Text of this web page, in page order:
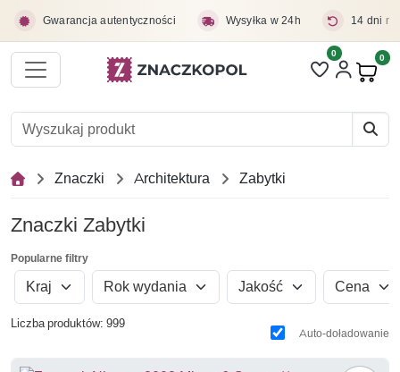
Gwarancja autentyczności Wysyłka w 24h 14 dni
Liczba pozycji
0 0
Znaczki Architektura Zabytki
Znaczki Zabytki
Popularne filtry
Kraj Rok wydania Jakość Cena
Liczba produktów: 999
Auto-doładowanie